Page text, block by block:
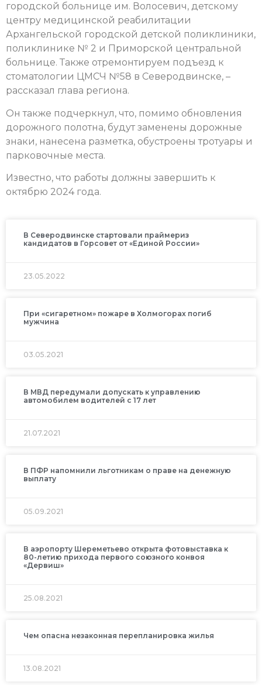
городской больнице им. Волосевич, детскому
центру медицинской реабилитации
Архангельской городской детской поликлиники,
поликлинике № 2 и Приморской центральной
больнице. Также отремонтируем подъезд к
стоматологии ЦМСЧ №58 в Северодвинске, –
рассказал глава региона.
Он также подчеркнул, что, помимо обновления
дорожного полотна, будут заменены дорожные
знаки, нанесена разметка, обустроены тротуары и
парковочные места.
Известно, что работы должны завершить к
октябрю 2024 года.
В Северодвинске стартовали праймериз
кандидатов в Горсовет от «Единой России»
23.05.2022
При «сигаретном» пожаре в Холмогорах погиб
мужчина
03.05.2021
В МВД передумали допускать к управлению
автомобилем водителей с 17 лет
21.07.2021
В ПФР напомнили льготникам о праве на денежную
выплату
05.09.2021
В аэропорту Шереметьево открыта фотовыставка к
80-летию прихода первого союзного конвоя
«Дервиш»
25.08.2021
Чем опасна незаконная перепланировка жилья
13.08.2021